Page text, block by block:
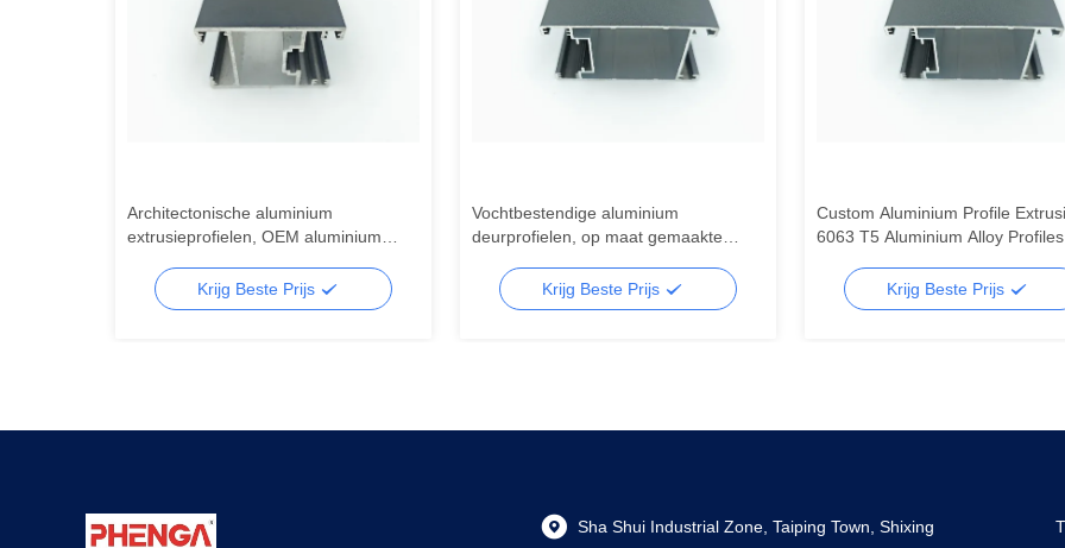
Architectonische aluminium
extrusieprofielen, OEM aluminium
Krijg Beste Prijs
Vochtbestendige aluminium
deurprofielen, op maat gemaakte
Krijg Beste Prijs
Custom Aluminium Profile
6063 T5 Aluminium Alloy Profiles
Krijg Beste Prijs
Sha Shui Industrial Zone, Taiping Town, Shixing